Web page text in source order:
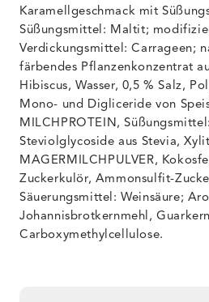
Karamellgeschmack mit
Süßungsmittel: Maltit;
Verdickungsmittel: Carrageen;
färbendes Pflanzenkonzentrat
Hibiscus, Wasser, 0,5 % Salz,
Mono- und Digliceride von
MILCHPROTEIN,
Steviolglycoside aus Stevia,
MAGERMILCHPULVER,
Zuckerkulör, Ammonsulfit-
Säuerungsmittel: Weinsäure;
Johannisbrotkernmehl,
Carboxymethylcellulose.